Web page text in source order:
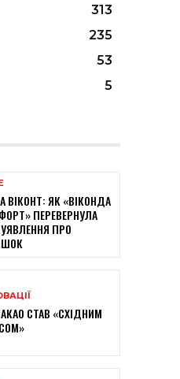
313
235
53
5
ВІКОНТ: ЯК «ВІКОНДА
ПЕРЕВЕРНУЛА
ПРО
СТАВ «СХІДНИМ